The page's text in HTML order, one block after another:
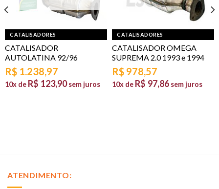
CATALISADORES
CATALISADOR
AUTOLATINA 92/96
R$ 1.238,97
10x de R$ 123,90 sem juros
CATALISADORES
CATALISADOR OMEGA
SUPREMA 2.0 1993 e 1994
R$ 978,57
10x de R$ 97,86 sem juros
ATENDIMENTO: